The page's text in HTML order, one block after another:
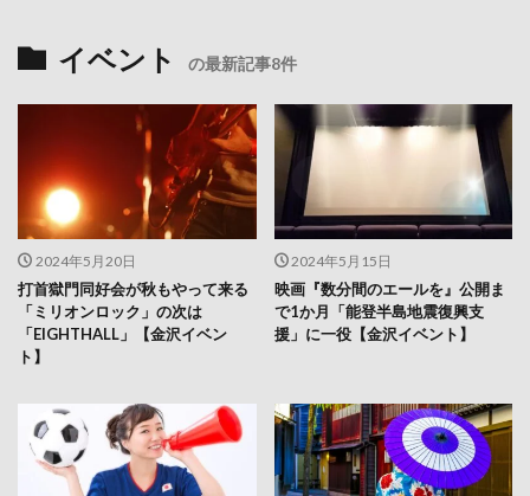
イベント の最新記事8件
2024年5月20日
打首獄門同好会が秋もやって来る
「ミリオンロック」の次は
「EIGHTHALL」【金沢イベン
ト】
2024年5月15日
映画『数分間のエールを』公開ま
で1か月「能登半島地震復興支
援」に一役【金沢イベント】